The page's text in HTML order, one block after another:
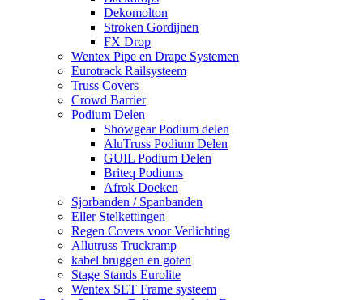
Dekomolton
Stroken Gordijnen
FX Drop
Wentex Pipe en Drape Systemen
Eurotrack Railsysteem
Truss Covers
Crowd Barrier
Podium Delen
Showgear Podium delen
AluTruss Podium Delen
GUIL Podium Delen
Briteq Podiums
Afrok Doeken
Sjorbanden / Spanbanden
Eller Stelkettingen
Regen Covers voor Verlichting
Allutruss Truckramp
kabel bruggen en goten
Stage Stands Eurolite
Wentex SET Frame systeem